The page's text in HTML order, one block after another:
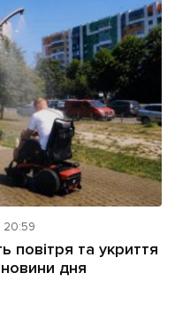
20:59
повітря та укриття
дня